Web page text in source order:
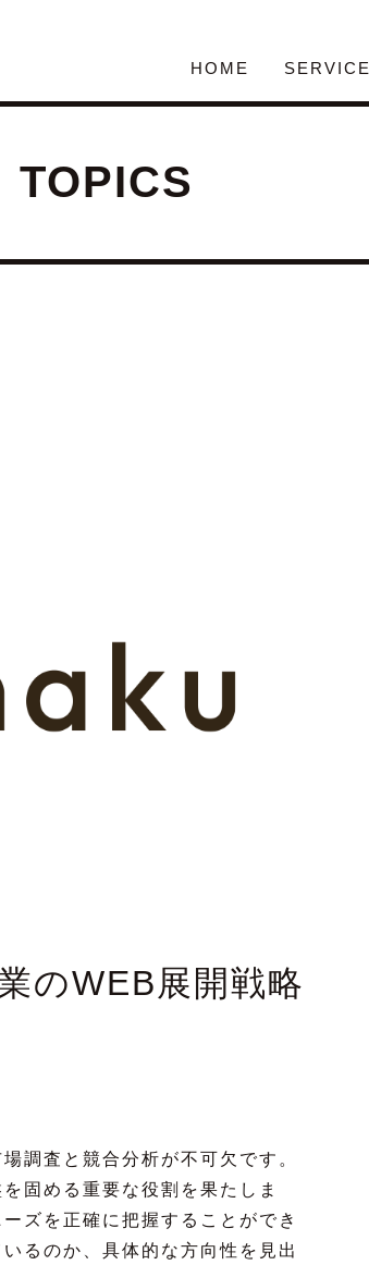
HOME SERVICE
TOPICS
のWEB展開戦略
調査と競合分析が不可欠です。
固める重要な役割を果たしま
ズを正確に把握することができ
るのか、具体的な方向性を見出